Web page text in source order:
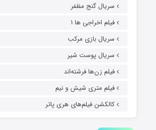
سریال گنج مظفر
فیلم اخراجی ها ۱
سریال بازی مرکب
سریال پوست شیر
فیلم زن‌ها فرشته‌اند
فیلم متری شیش و نیم
کالکشن فیلم‌های هری پاتر